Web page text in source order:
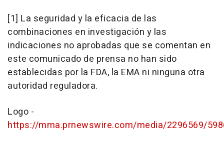
[1] La seguridad y la eficacia de las
combinaciones en investigación y las
indicaciones no aprobadas que se comentan en
este comunicado de prensa no han sido
establecidas por la FDA, la EMA ni ninguna otra
autoridad reguladora.
Logo -
https://mma.prnewswire.com/media/2296569/